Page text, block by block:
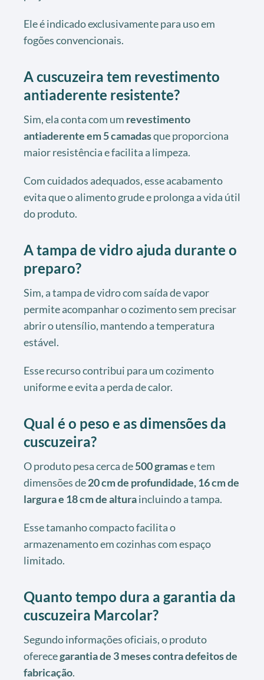
Ele é indicado exclusivamente para uso em
fogões convencionais.
A cuscuzeira tem revestimento
antiaderente resistente?
Sim, ela conta com um revestimento
antiaderente em 5 camadasque proporciona
maior resistência e facilita a limpeza.
Com cuidados adequados, esse acabamento
evita que o alimento grude e prolonga a vida útil
do produto.
A tampa de vidro ajuda durante o
preparo?
Sim, a tampa de vidro com saída de vapor
permite acompanhar o cozimento sem precisar
abrir o utensílio, mantendo a temperatura
estável.
Esse recurso contribui para um cozimento
uniforme e evita a perda de calor.
Qual é o peso e as dimensões da
cuscuzeira?
O produto pesa cerca de500 gramase tem
dimensões de20 cm de profundidade, 16 cm de
largura e 18 cm de alturaincluindo a tampa.
Esse tamanho compacto facilita o
armazenamento em cozinhas com espaço
limitado.
Quanto tempo dura a garantia da
cuscuzeira Marcolar?
Segundo informações oficiais, o produto
oferecegarantia de 3 meses contra defeitos de
fabricação.